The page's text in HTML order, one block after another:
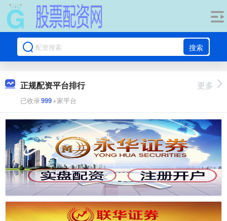
搜索
正规配资平台排行
已收录999+家平台
更多